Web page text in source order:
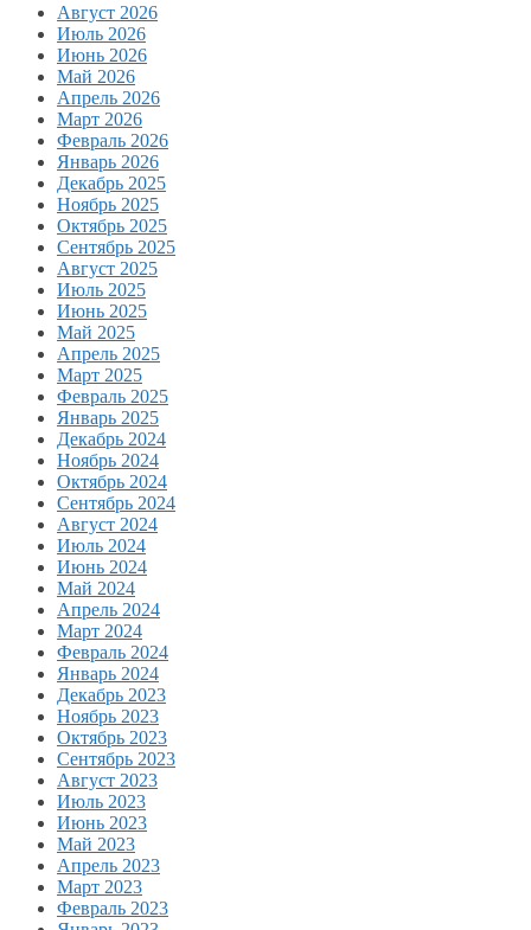
Август 2026
Июль 2026
Июнь 2026
Май 2026
Апрель 2026
Март 2026
Февраль 2026
Январь 2026
Декабрь 2025
Ноябрь 2025
Октябрь 2025
Сентябрь 2025
Август 2025
Июль 2025
Июнь 2025
Май 2025
Апрель 2025
Март 2025
Февраль 2025
Январь 2025
Декабрь 2024
Ноябрь 2024
Октябрь 2024
Сентябрь 2024
Август 2024
Июль 2024
Июнь 2024
Май 2024
Апрель 2024
Март 2024
Февраль 2024
Январь 2024
Декабрь 2023
Ноябрь 2023
Октябрь 2023
Сентябрь 2023
Август 2023
Июль 2023
Июнь 2023
Май 2023
Апрель 2023
Март 2023
Февраль 2023